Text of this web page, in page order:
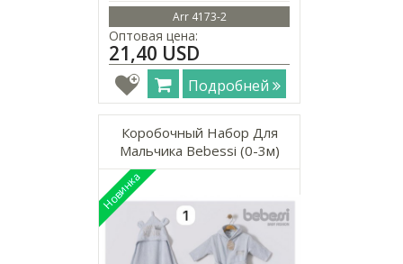
Arr 4173-2
Оптовая цена:
21,40 USD
Подробней
Коробочный Набор Для
Мальчика Bebessi (0-3м)